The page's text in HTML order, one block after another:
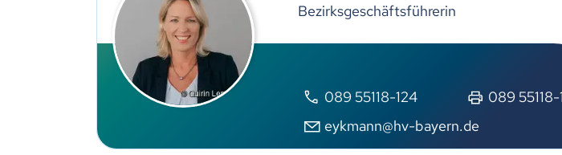
Bezirksgeschäftsführerin
089 55118-124
089 55118-
eykmann@hv-bayern.de